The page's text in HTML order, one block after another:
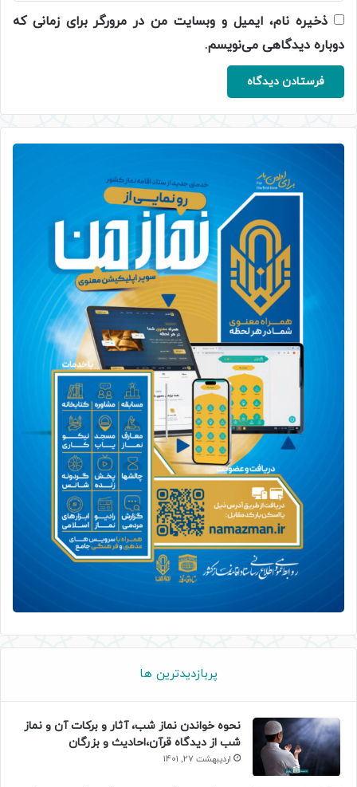
ذخیره نام، ایمیل و وبسایت من در مرورگر برای زمانی که
دوباره دیدگاهی می‌نویسم.
پربازدیدترین ها
نحوه خواندن نماز شب، آثار و برکات آن و نماز
شب از دیدگاه قرآن،احادیث و بزرگان
اردیبهشت 27, 1401